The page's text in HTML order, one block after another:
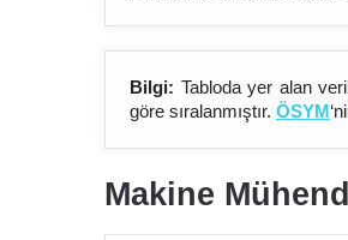
Bilgi: Tabloda yer alan
göre sıralanmıştır. ÖSYM
Makine